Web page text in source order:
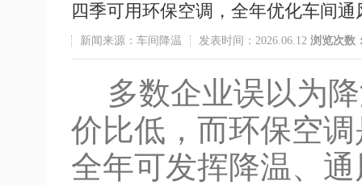
四季可用环保空调，全年优化车间通
新闻来源：车间降温 发表时间：2026.06.12 浏览次数
多数企业误以为
价比低，而环保空
全年可发挥降温、